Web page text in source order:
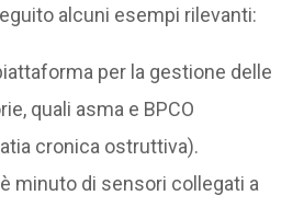
alcuni esempi rilevanti:
per la gestione delle
quali asma e BPCO
cronica ostruttiva).
è minuto di sensori collegati a